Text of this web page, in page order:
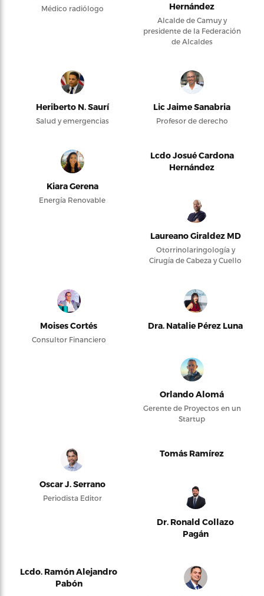
Médico radiólogo
Hernández
Alcalde de Camuy y
presidente de la Federación
de Alcaldes
Heriberto N. Saurí
Salud y emergencias
Lic Jaime Sanabria
Profesor de derecho
Kiara Gerena
Energía Renovable
Lcdo Josué Cardona
Hernández
Laureano Giraldez MD
Otorrinolaringología y
Cirugía de Cabeza y Cuello
Moises Cortés
Consultor Financiero
Dra. Natalie Pérez Luna
Orlando Alomá
Gerente de Proyectos en un
Startup
Oscar J. Serrano
Periodista Editor
Tomás Ramírez
Dr. Ronald Collazo
Pagán
Lcdo. Ramón Alejandro
Pabón